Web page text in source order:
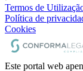
Termos de
Política de
Cookies
Este portal web